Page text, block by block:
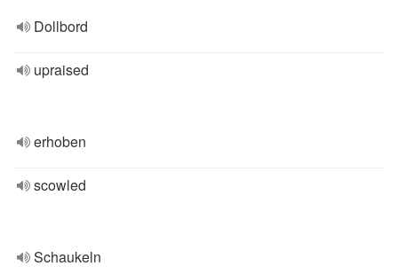
Dollbord
upraised
erhoben
scowled
Schaukeln